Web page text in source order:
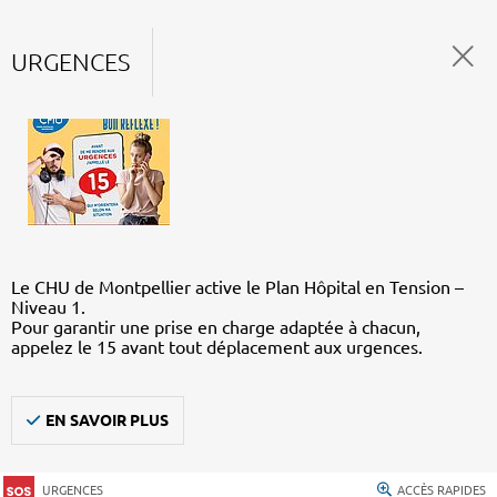
URGENCES
Le CHU de Montpellier active le Plan Hôpital en Tension –
Niveau 1.
Pour garantir une prise en charge adaptée à chacun,
appelez le 15 avant tout déplacement aux urgences.
EN SAVOIR PLUS
URGENCES ACCÈS RAPIDES